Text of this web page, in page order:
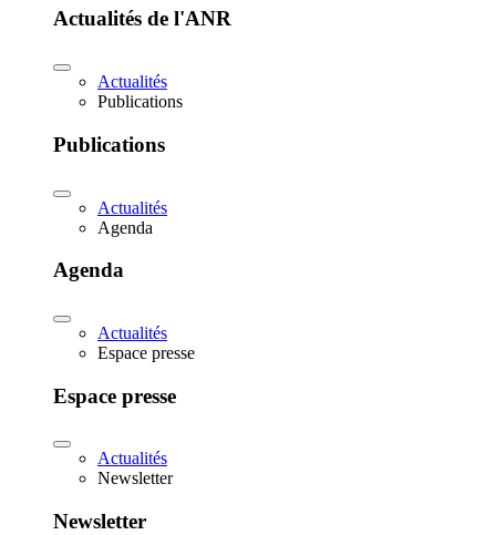
Actualités de l'ANR
Actualités
Publications
Publications
Actualités
Agenda
Agenda
Actualités
Espace presse
Espace presse
Actualités
Newsletter
Newsletter